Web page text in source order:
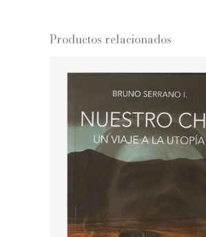
Productos relacionados